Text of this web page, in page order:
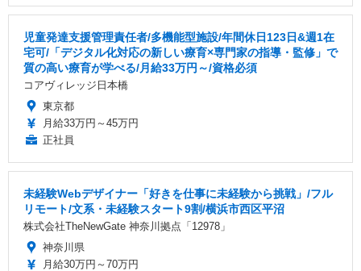
児童発達支援管理責任者/多機能型施設/年間休日123日&週1在
宅可/「デジタル化対応の新しい療育×専門家の指導・監修」で
質の高い療育が学べる/月給33万円～/資格必須
コアヴィレッジ日本橋
東京都
月給33万円～45万円
正社員
未経験Webデザイナー「好きを仕事に未経験から挑戦」/フル
リモート/文系・未経験スタート9割/横浜市西区平沼
株式会社TheNewGate 神奈川拠点「12978」
神奈川県
月給30万円～70万円